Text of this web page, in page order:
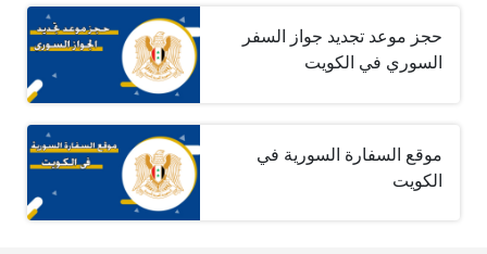
حجز موعد تجديد جواز السفر
السوري في الكويت
موقع السفارة السورية في
الكويت